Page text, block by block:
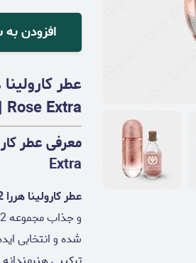
افزودن
Rose Extra | رایحه‌ای گلی، میوه‌ای و شرقی برای بانوان شیک‌پسند
Extra
عطر کارولینا هررا 212 وی آی پی رز اکسترا – Carolina Herrera 212 VIP Rose Extra
شده و انتخابی